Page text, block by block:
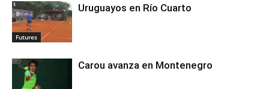
Futures
Uruguayos en Río Cuarto
Carou avanza en Montenegro